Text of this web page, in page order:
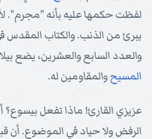
لفظت حكمها عليه بأنه "مجرم".
يبرئ من الذنب. والكتاب المقدس
والعدد السابع والعشرين، يضع
المسيحوالمقاومين له.
عزيزي القارئ! ماذا تفعل بيسوع؟
الرفض ولا حياد في الموضوع. أن